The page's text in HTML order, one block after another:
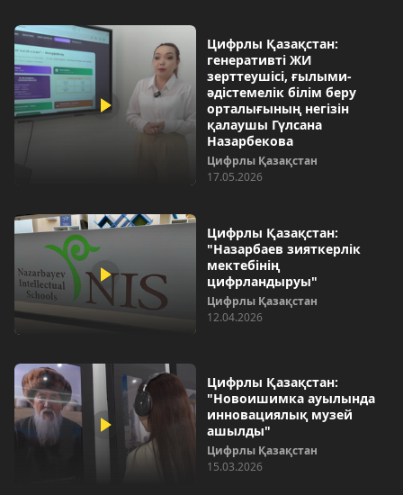
Цифрлы Қазақстан:
генеративті ЖИ
зерттеушісі, ғылыми-
әдістемелік білім беру
орталығының негізін
қалаушы Гүлсана
Назарбекова
Цифрлы Қазақстан
17.05.2026
Цифрлы Қазақстан:
"Назарбаев зияткерлік
мектебінің
цифрландыруы"
Цифрлы Қазақстан
12.04.2026
Цифрлы Қазақстан:
"Новоишимка ауылында
инновациялық музей
ашылды"
Цифрлы Қазақстан
15.03.2026